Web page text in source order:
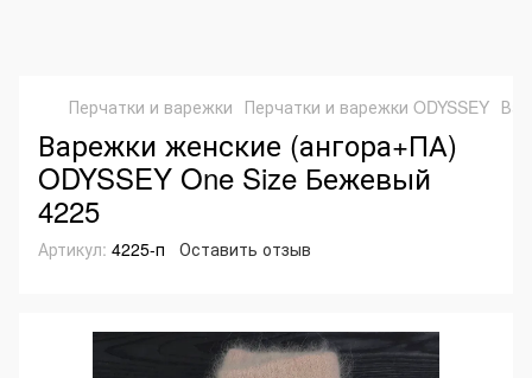
Перчатки и варежки Перчатки и варежки ODYSSEY
Варежки женские (ангора+ПА)
ODYSSEY One Size Бежевый
4225
Артикул: 4225-п Оставить отзыв